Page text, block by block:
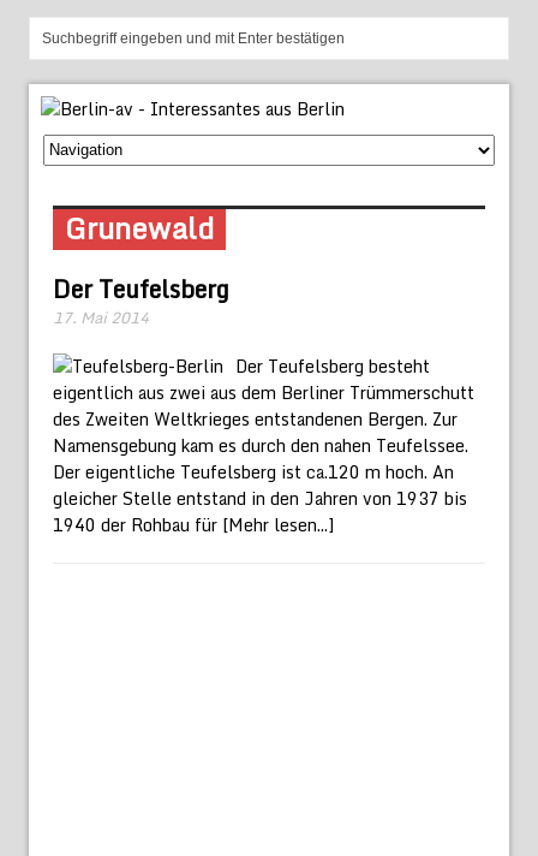
Grunewald
Der Teufelsberg
17. Mai 2014
Der Teufelsberg besteht
eigentlich aus zwei aus dem Berliner Trümmerschutt
des Zweiten Weltkrieges entstandenen Bergen. Zur
Namensgebung kam es durch den nahen Teufelssee.
Der eigentliche Teufelsberg ist ca.120 m hoch. An
gleicher Stelle entstand in den Jahren von 1937 bis
1940 der Rohbau für [Mehr lesen...]